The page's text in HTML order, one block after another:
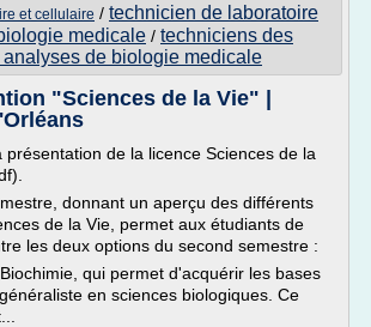
et cellulaire / technicien de laboratoire
medicale / techniciens des
analyses de biologie medicale
"Sciences de la Vie" |
présentation de la licence Sciences de la
donnant un aperçu des différents
de la Vie, permet aux étudiants de
les deux options du second semestre :
qui permet d'acquérir les bases
en sciences biologiques. Ce